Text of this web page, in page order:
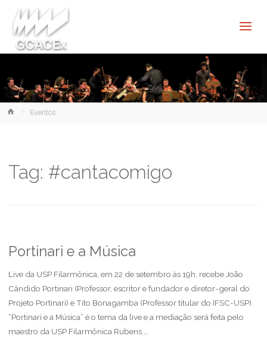
HomeEventos
Tag: #cantacomigo
Portinari e a Música
Live da USP Filarmônica, em 22 de setembro às 19h, recebe João
Cândido Portinari (Professor, escritor e fundador e diretor-geral do
Projeto Portinari) e Tito Bonagamba (Professor titular do IFSC-USP).
“Portinari e a Música” é o tema da live e a mediação será feita pelo
maestro da USP Filarmônica Rubens …